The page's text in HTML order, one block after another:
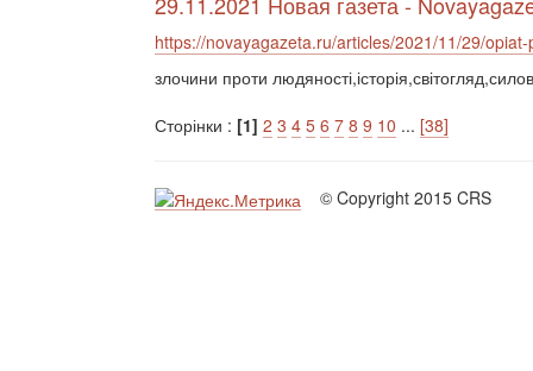
https://novayagazeta.ru/articles/2021/11/29/
злочини проти
Сторінки : [1] 2 3 4 5 6 7 8 9 10 ... [38]
© Copyright 2015 CRS